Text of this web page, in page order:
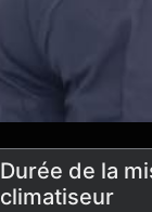
Durée de la
climatiseur